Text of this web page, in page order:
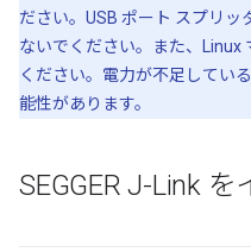
ださい。USB ポート スプリッ
ないでください。また、Linux
ください。電力が不足してい
能性があります。
SEGGER J-Link